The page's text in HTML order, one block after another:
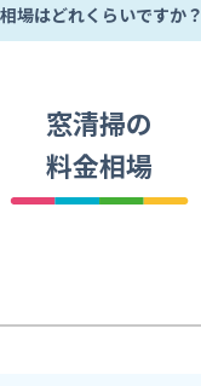
場はどれくらいですか？
窓清掃の
料金相場